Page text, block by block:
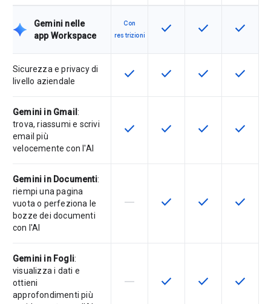
Gemini nelle
app Workspace
Con
restrizioni
Questa funzionalità è
check Questa
check Questa
check
Sicurezza e privacy di
livello aziendale
Questa funzionalità è disponibile
check Questa funzionalità è
check Questa
check Questa
check
Gemini in Gmail :
trova, riassumi e scrivi
email più
velocemente con l'AI
Questa funzionalità è disponibile
check Questa funzionalità è
check Questa
check Questa
check
Gemini in Documenti:
riempi una pagina
vuota o perfeziona le
bozze dei documenti
con l'AI
La funzionalità non è supportata
horizontal_rule Questa funzionalità è
check Questa
check Questa
check
Gemini in Fogli:
visualizza i dati e
ottieni
approfondimenti più
La funzionalità non è supportata
horizontal_rule Questa funzionalità è
check Questa
check Questa
check